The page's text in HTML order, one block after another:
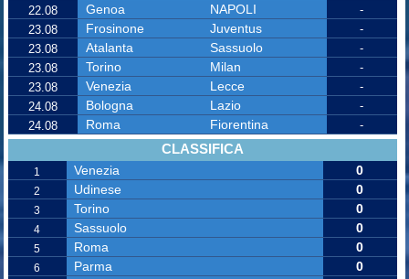
22.08
Genoa NAPOLI
-
23.08
Frosinone Juventus
-
23.08
Atalanta Sassuolo
-
23.08
Torino Milan
-
23.08
Venezia Lecce
-
24.08
Bologna Lazio
-
24.08
Roma Fiorentina -
CLASSIFICA
1 Venezia 0
2 Udinese 0
3 Torino 0
4 Sassuolo 0
5 Roma 0
6 Parma 0